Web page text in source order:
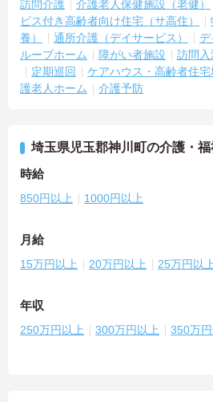
訪問介護 介護老人保健施設（老健）
ビス付き高齢者向け住宅（サ高住）
養）
通所介護（デイサービス） デ
ループホーム
障がい者施設 訪問入
定期巡回
ケアハウス・高齢者住宅
護老人ホーム
介護予防
埼玉県児玉郡神川町の介護・
時給
850円以上 1000円以上
月給
15万円以上 20万円以上 25万円以上
年収
250万円以上 300万円以上 350万